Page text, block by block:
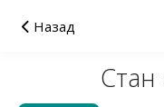
Назад
Стан